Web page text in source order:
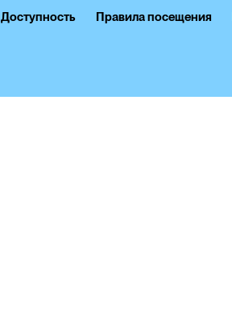
Доступность Правила посещения